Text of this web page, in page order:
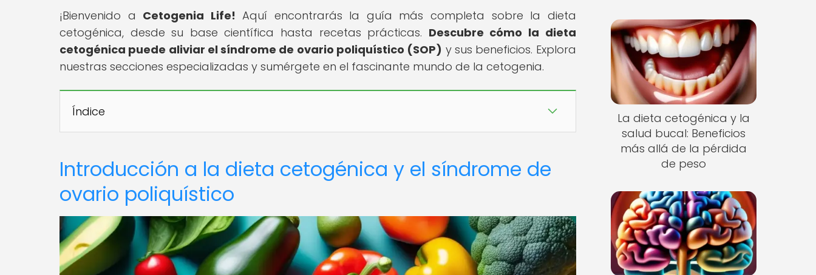
¡Bienvenido a Cetogenia Life! Aquí encontrarás la guía más completa sobre la dieta
cetogénica, desde su base científica hasta recetas prácticas. Descubre cómo la dieta
cetogénica puede aliviar el síndrome de ovario poliquístico (SOP) y sus beneficios. Explora
nuestras secciones especializadas y sumérgete en el fascinante mundo de la cetogenia.
Índice
Introducción a la dieta cetogénica y el síndrome de
ovario poliquístico
La dieta cetogénica y la
salud bucal: Beneficios
más allá de la pérdida
de peso